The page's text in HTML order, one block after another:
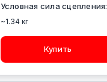
Условная сила сцепления:
~1.34 кг
Купить